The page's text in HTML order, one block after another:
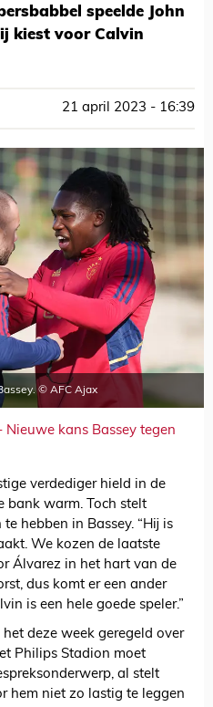
speelde John
kiest voor Calvin
21 april 2023 - 16:39
© AFC Ajax
kans Bassey tegen
verdediger hield in de
bank warm. Toch stelt
hebben in Bassey. “Hij is
We kozen de laatste
Álvarez in het hart van de
dus komt er een ander
is een hele goede speler.”
deze week geregeld over
Philips Stadion moet
al stelt
hem niet zo lastig te leggen